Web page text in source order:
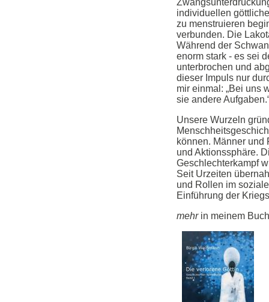
individuellen
zu menstruieren
verbunden. Die
Während der
enorm stark - es sei
unterbrochen und
dieser Impuls nur
mir einmal: „Bei uns
sie andere
Unsere Wurzeln
können. Männer
und Aktionssphäre.
Geschlechterkampf
Seit Urzeiten
und Rollen im
Einführung der
mehrin meinem